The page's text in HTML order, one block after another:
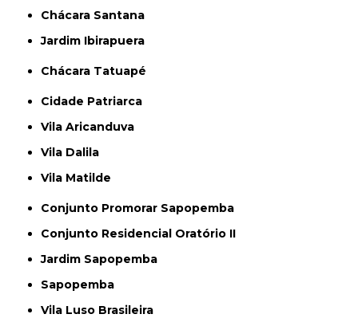
Chácara Santana
Jardim Ibirapuera
Chácara Tatuapé
Cidade Patriarca
Vila Aricanduva
Vila Dalila
Vila Matilde
Conjunto Promorar Sapopemba
Conjunto Residencial Oratório II
Jardim Sapopemba
Sapopemba
Vila Luso Brasileira